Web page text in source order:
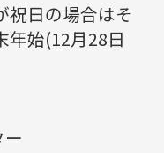
祝日の場合はそ
年始(12月28日